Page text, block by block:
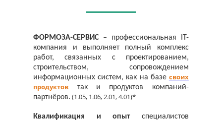
ФОРМОЗА-СЕРВИС
– профессиональная IT-
компания и выполняет полный комплекс
работ, связанных с проектированием,
строительством, сопровождением
информационных систем, как на базе своих
продуктов так и продуктов компаний-
партнёров. (1.05, 1.06, 2.01, 4.01)*
Квалификация и опытспециалистов